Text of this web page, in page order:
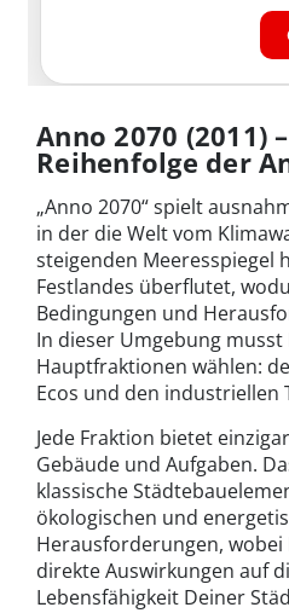
Anno 2070 (2011)
Reihenfolge der
„Anno 2070“ spielt
in der die Welt vom
steigenden Meeresspiegel
Festlandes überflutet,
Bedingungen und
In dieser Umgebung musst
Hauptfraktionen wählen:
Ecos und den industriellen
Jede Fraktion bietet
Gebäude und Aufgaben.
klassische
ökologischen und
Herausforderungen,
direkte Auswirkungen auf
Lebensfähigkeit Deiner